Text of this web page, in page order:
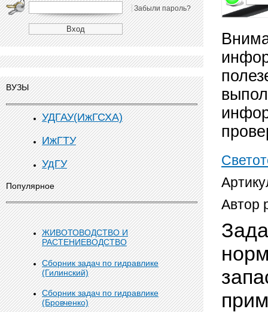
Забыли пароль?
ВУЗЫ
УДГАУ(ИжГСХА)
ИжГТУ
УдГУ
Популярное
ЖИВОТОВОДСТВО И
РАСТЕНИЕВОДСТВО
Сборник задач по гидравлике
(Гилинский)
Сборник задач по гидравлике
(Бровченко)
Автор